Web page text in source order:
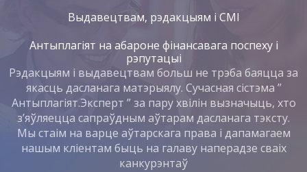
Выдавецтвам, рэдакцыям і СМІ
Антыплагіят на абароне фінансавага поспеху і
рэпутацыі
Рэдакцыям і выдавецтвам больш не трэба баяцца за
якасць дасланага матэрыялу. Сучасная сістэма ”
Антыплагіят.Эксперт ” за пару хвілін вызначыць, хто
з’яўляецца сапраўдным аўтарам дасланага тэксту.
Мы стаім на варце аўтарскага права і дапамагаем
нашым кліентам быць на галаву наперадзе сваіх
канкурэнтаў